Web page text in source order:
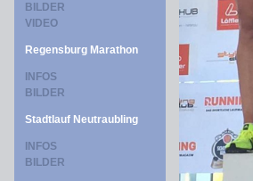
BILDER
VIDEO
Regensburg Marathon
INFOS
BILDER
Stadtlauf Neutraubling
INFOS
BILDER